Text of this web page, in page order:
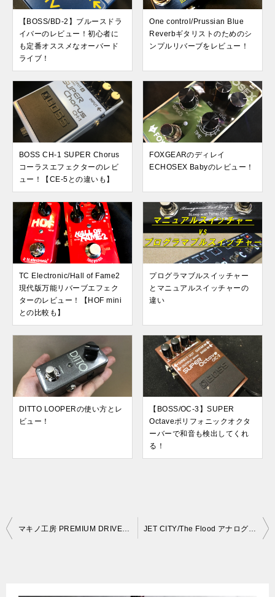
【BOSS/BD-2】ブルースドラ
イバーのレビュー！初心者に
も定番オススメなオーバード
ライブ！
One control/Prussian Blue
Reverbギタリストのためのシ
ンプルリバーブをレビュー！
BOSS CH-1 SUPER Chorus
コーラスエフェクターのレビ
ュー！【CE-5との違いも】
FOXGEARのディレイ
ECHOSEX Babyのレビュー！
TC Electronic/Hall of Fame2
現代版万能リバーブエフェク
ターのレビュー！【HOF mini
との比較も】
プログラマブルスイッチャー
とマニュアルスイッチャーの
違い
DITTO LOOPERの使い方とレ
ビュー！
【BOSS/OC-3】SUPER
Octaveポリフォニックオクタ
ーバーで和音も検出してくれ
る！
投
マキノ工房 PREMIUM DRIVEのレビュー！ JET CITY/The Flood アナログディレイのレビュー！